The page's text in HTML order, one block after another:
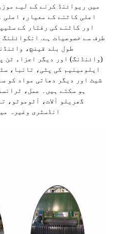
میں ریوائنڈ کرنے کے لیے
اعلی کاٹنے کے معیار، اعلی
اور کاٹنے کی رفتار کے
طرف سے خصوصیات ہے. انکوائلنگ
(وائنڈنگ) اور دیگر اجزاء ٹن
ایلومینیم کی پٹی، تانبا،
شیٹ اور دیگر دھاتی مواد کو
ہو سکتے ہیں۔ عمل،
گھریلو آلات، آٹوموٹو،
انڈسٹری وغیرہ